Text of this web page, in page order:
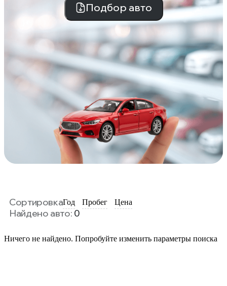
Подбор авто
СортировкаГод Пробег Цена
Найдено авто: 0
Ничего не найдено. Попробуйте изменить параметры поиска